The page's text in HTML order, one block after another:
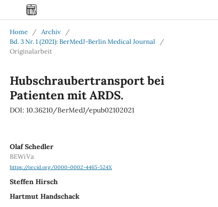
Home / Archiv
/
Bd. 3 Nr. 1 (2021): BerMedJ-Berlin Medical Journal
/
Originalarbeit
Hubschraubertransport bei
Patienten mit ARDS.
DOI: 10.36210/BerMedJ/epub02102021
Olaf Schedler
BEWiVa
https://orcid.org/0000-0002-4465-524X
Steffen Hirsch
Hartmut Handschack